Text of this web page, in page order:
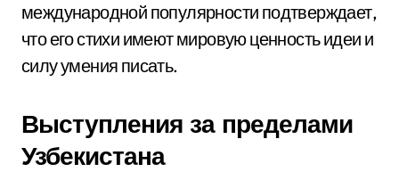
международной популярности подтверждает,
что его стихи имеют мировую ценность идеи и
силу умения писать.
Выступления за пределами
Узбекистана